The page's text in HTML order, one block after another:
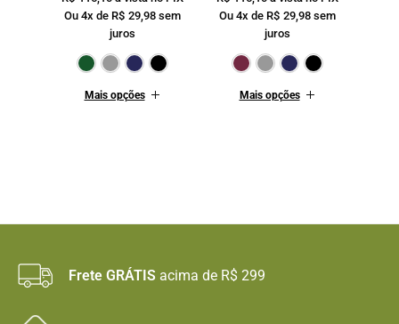
Ou 4x de R$ 29,98 sem
juros
Verde EscuroMarinho
Preto
Mais opções
Ou 4x de R$ 29,98 sem
juros
Bordô
Mais opções
Frete GRÁTIS acima de R$ 299